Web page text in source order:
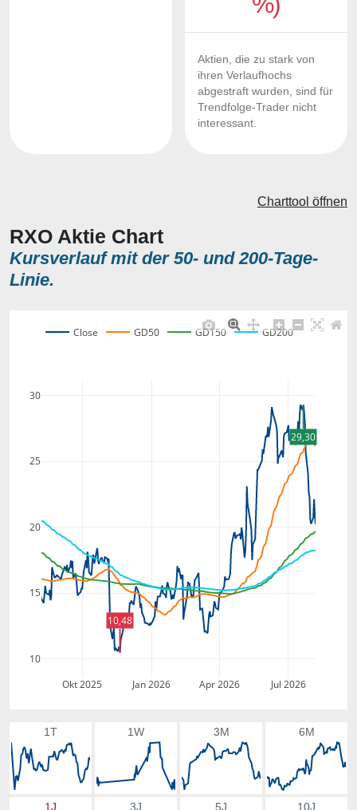
Aktien, die zu stark von
ihren Verlaufhochs
abgestraft wurden, sind für
Trendfolge-Trader nicht
interessant.
RXO Aktie Chart
Kursverlauf mit der 50- und 200-Tage-
Linie.
Charttool öffnen
Okt 2025 Jan 2026 Apr 2026 Jul 2026
10
15
20
25
30
Close GD50 GD150 GD200
29,30
10,48
1T 1W 3M 6M
1J 3J 5J 10J